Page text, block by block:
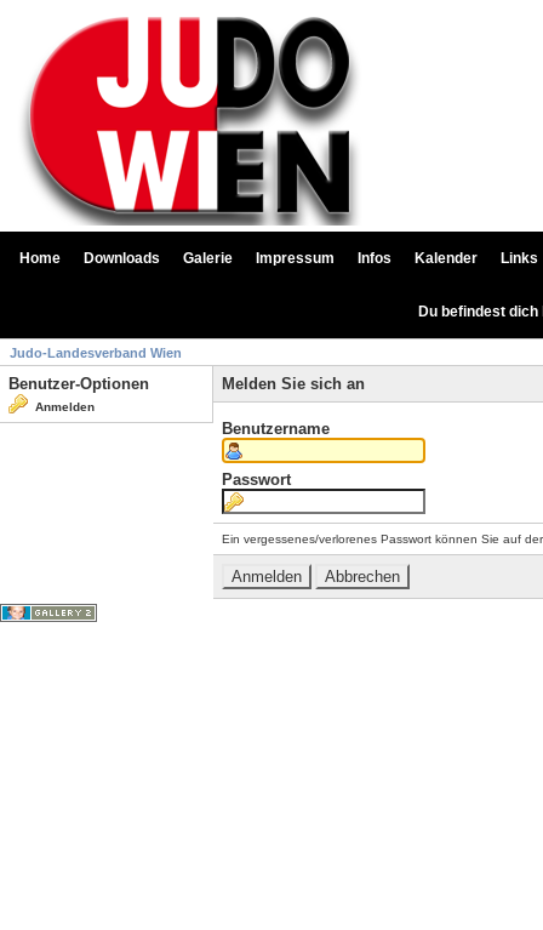
Home Downloads Galerie Impressum Infos Kalender Links
Du befindest
Judo-Landesverband Wien
Benutzer-Optionen
Anmelden
Melden Sie sich an
Benutzername
Passwort
Ein vergessenes/verlorenes Passwort können Sie auf